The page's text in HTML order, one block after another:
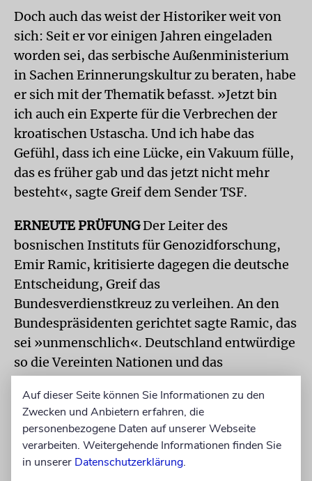
Doch auch das weist der Historiker weit von
sich: Seit er vor einigen Jahren eingeladen
worden sei, das serbische Außenministerium
in Sachen Erinnerungskultur zu beraten, habe
er sich mit der Thematik befasst. »Jetzt bin
ich auch ein Experte für die Verbrechen der
kroatischen Ustascha. Und ich habe das
Gefühl, dass ich eine Lücke, ein Vakuum fülle,
das es früher gab und das jetzt nicht mehr
besteht«, sagte Greif dem Sender TSF.
ERNEUTE PRÜFUNGDer Leiter des
bosnischen Instituts für Genozidforschung,
Emir Ramic, kritisierte dagegen die deutsche
Entscheidung, Greif das
Bundesverdienstkreuz zu verleihen. An den
Bundespräsidenten gerichtet sagte Ramic, das
sei »unmenschlich«. Deutschland entwürdige
so die Vereinten Nationen und das
Völkermordleugners« sei ein »Verbrechen«
sagte er weiter und forderte die Rücknahme
der Entscheidung. »Das ist dasselbe, wie
wenn jemandem, der den Holocaust leugnet,
Auf dieser Seite können Sie Informationen zu den
Zwecken und Anbietern erfahren, die
personenbezogene Daten auf unserer Webseite
verarbeiten. Weitergehende Informationen finden Sie
in unserer Datenschutzerklärung.